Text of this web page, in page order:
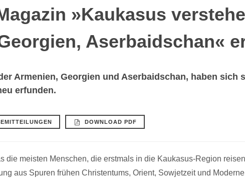
»Kaukasus
Aserbaidschan«
Armenien, Georgien und Aserbaidschan, haben sich
erfunden.
DOWNLOAD PDF
die meisten Menschen, die erstmals in die Kaukasus-Region
aus Spuren frühen Christentums, Orient, Sowjetzeit und